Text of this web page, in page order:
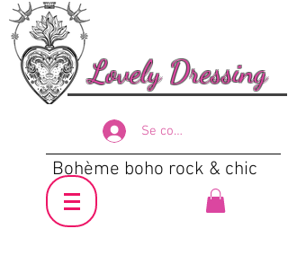
Lovely Dressing
Se connecter
Bohème boho rock & chic